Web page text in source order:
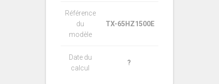
Référence
du
modèle
TX-65HZ1500E
Date du
calcul
?